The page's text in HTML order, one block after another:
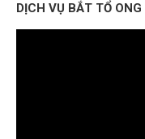
DỊCH VỤ BẮT TỔ ONG